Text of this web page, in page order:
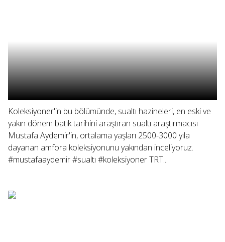
Koleksiyoner'in bu bölümünde, sualtı hazineleri, en eski ve
yakın dönem batık tarihini araştıran sualtı araştırmacısı
Mustafa Aydemir'in, ortalama yaşları 2500-3000 yıla
dayanan amfora koleksiyonunu yakından inceliyoruz.
#mustafaaydemir #sualtı #koleksiyoner TRT...